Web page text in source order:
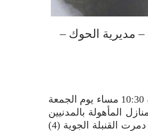
مديرية الحوك –
أسقطت طائرة حربية للتحالف السعودي قنبلة جوية فتاكة عند الساعة 10:30 مساء يوم الجمعة
والمنازل المأهولة بالمدنيين
يقع الحي في مديرية الحوك أحد الأحياء كثافة سكانية بمدينة الحديدة دمرت القنبلة الجوية (4)